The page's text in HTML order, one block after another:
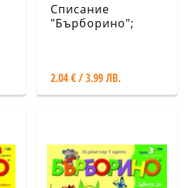
Списание
"Бърборино";
2.04 € / 3.99 ЛВ.